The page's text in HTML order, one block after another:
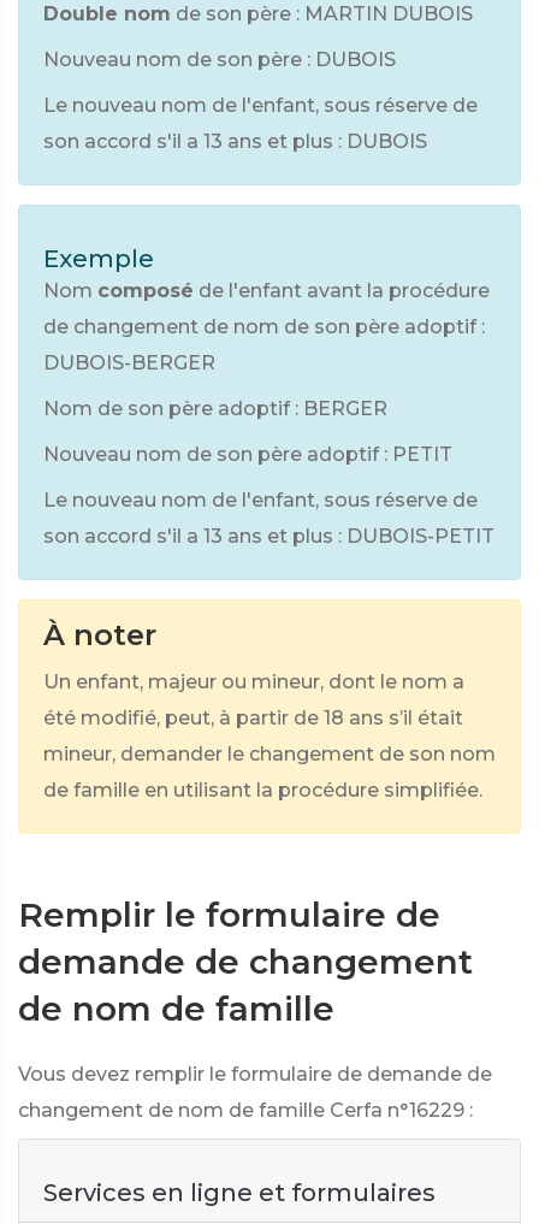
Double nom de son père : MARTIN DUBOIS
Nouveau nom de son père : DUBOIS
Le nouveau nom de l'enfant, sous réserve de
son accord s'il a 13 ans et plus : DUBOIS
Exemple
Nom composé de l'enfant avant la procédure
de changement de nom de son père adoptif :
DUBOIS-BERGER
Nom de son père adoptif : BERGER
Nouveau nom de son père adoptif : PETIT
Le nouveau nom de l'enfant, sous réserve de
son accord s'il a 13 ans et plus : DUBOIS-PETIT
À noter
Un enfant, majeur ou mineur, dont le nom a
été modifié, peut, à partir de 18 ans s’il était
mineur, demander le changement de son nom
de famille en utilisant la procédure simplifiée.
Remplir le formulaire de
demande de changement
de nom de famille
Vous devez remplir le formulaire de demande de
changement de nom de famille Cerfa n°16229 :
Services en ligne et formulaires